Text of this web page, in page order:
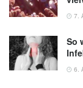
7.
So
6.